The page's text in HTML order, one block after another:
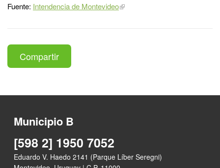
Fuente: Intendencia de Montevideo
Compartir
Municipio B
[598 2] 1950 7052
Eduardo V. Haedo 2141 (Parque Líber Seregni)